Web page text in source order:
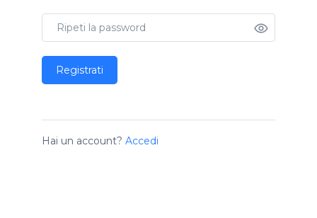
Registrati
Hai un account? Accedi